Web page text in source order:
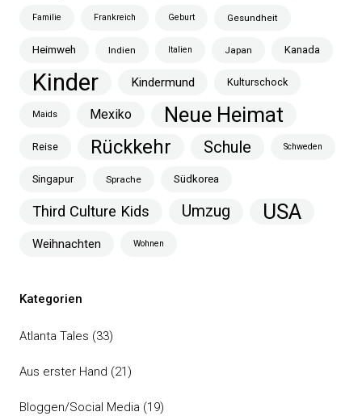
Familie Frankreich Geburt Gesundheit
Heimweh Indien Italien Japan Kanada
Kinder Kindermund Kulturschock
Maids Mexiko Neue Heimat
Reise Rückkehr Schule Schweden
Singapur Sprache Südkorea
Third Culture Kids Umzug USA
Weihnachten Wohnen
Kategorien
Atlanta Tales (33)
Aus erster Hand (21)
Bloggen/Social Media (19)